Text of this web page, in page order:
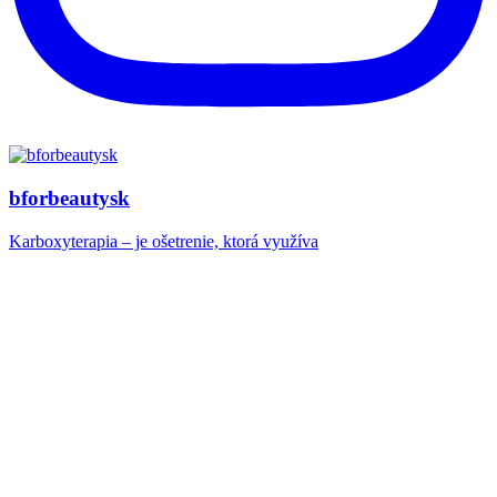
bforbeautysk
Karboxyterapia – je ošetrenie, ktorá využíva